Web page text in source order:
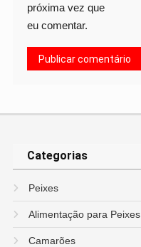
próxima vez que
eu comentar.
Categorias
Peixes
Alimentação para Peixes
Camarões